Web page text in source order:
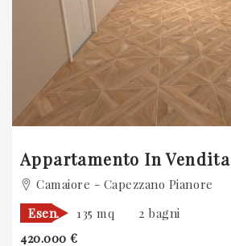
Appartamento In Vendita
Camaiore - Capezzano Pianore
Esen.
135 mq
2 bagni
420.000 €